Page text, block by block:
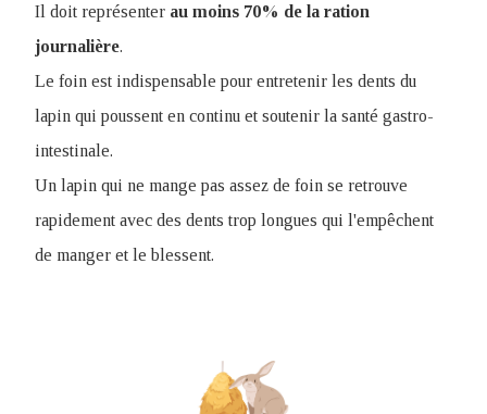
Il doit représenter au moins 70% de la ration
journalière.
Le foin est indispensable pour entretenir les dents du
lapin qui poussent en continu et soutenir la santé gastro-
intestinale.
Un lapin qui ne mange pas assez de foin se retrouve
rapidement avec des dents trop longues qui l'empêchent
de manger et le blessent.